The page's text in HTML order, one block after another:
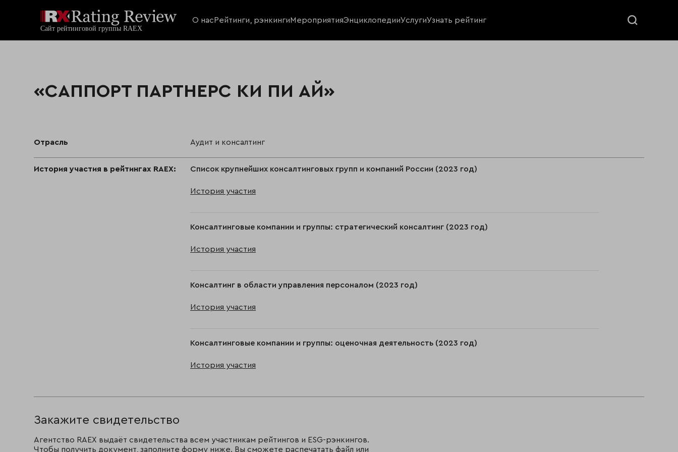
О нас Рейтинги, рэнкингиМероприятияЭнциклопедииУслугиУзнать рейтинг
«САППОРТ ПАРТНЕРС КИ ПИ АЙ»
Отрасль Аудит и консалтинг
История участия в рейтингах RAEX: Список крупнейших консалтинговых групп и компаний России (2023 год)
История участия
Консалтинговые компании и группы: стратегический консалтинг (2023 год)
История участия
Консалтинг в области управления персоналом (2023 год)
История участия
Консалтинговые компании и группы: оценочная деятельность (2023 год)
История участия
Закажите свидетельство
Агентство RAEX выдаёт свидетельства всем участникам рейтингов и ESG-рэнкингов.
Чтобы получить документ, заполните форму ниже. Вы сможете распечатать файл или